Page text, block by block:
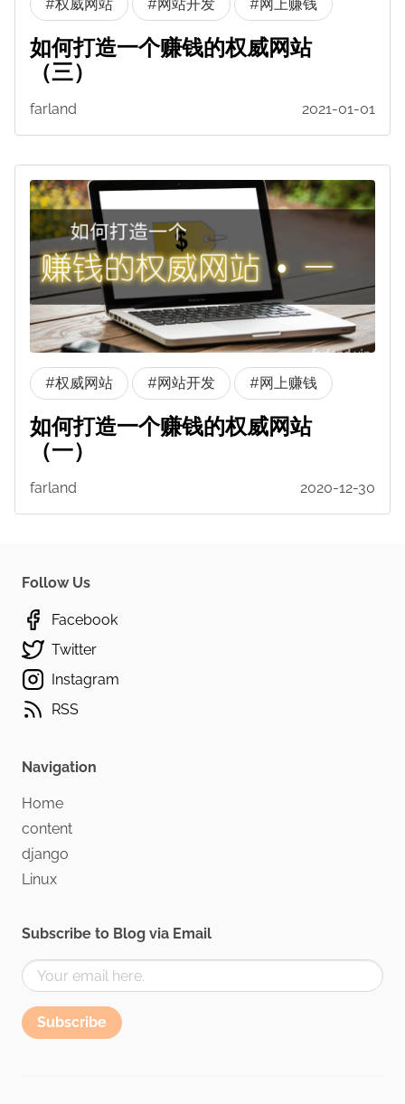
#权威网站 #网站开发 #网上赚钱
如何打造一个赚钱的权威网站
（三）
farland 2021-01-01
#权威网站 #网站开发 #网上赚钱
如何打造一个赚钱的权威网站
（一）
farland 2020-12-30
Follow Us
Facebook
Twitter
Instagram
RSS
Navigation
Home
content
django
Linux
Subscribe to Blog via Email
Subscribe